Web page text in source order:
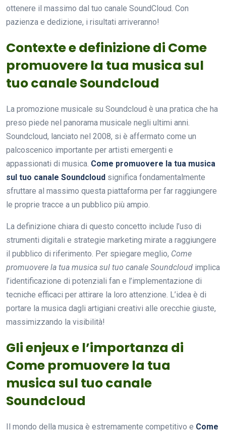
ottenere il massimo dal tuo canale SoundCloud. Con
pazienza e dedizione, i risultati arriveranno!
Contexte e definizione di Come
promuovere la tua musica sul
tuo canale Soundcloud
La promozione musicale su Soundcloud è una pratica che ha
preso piede nel panorama musicale negli ultimi anni.
Soundcloud, lanciato nel 2008, si è affermato come un
palcoscenico importante per artisti emergenti e
appassionati di musica. Come promuovere la tua musica
sul tuo canale Soundcloud significa fondamentalmente
sfruttare al massimo questa piattaforma per far raggiungere
le proprie tracce a un pubblico più ampio.
La definizione chiara di questo concetto include l’uso di
strumenti digitali e strategie marketing mirate a raggiungere
il pubblico di riferimento. Per spiegare meglio, Come
promuovere la tua musica sul tuo canale Soundcloud implica
l’identificazione di potenziali fan e l’implementazione di
tecniche efficaci per attirare la loro attenzione. L’idea è di
portare la musica dagli artigiani creativi alle orecchie giuste,
massimizzando la visibilità!
Gli enjeux e l’importanza di
Come promuovere la tua
musica sul tuo canale
Soundcloud
Il mondo della musica è estremamente competitivo e Come